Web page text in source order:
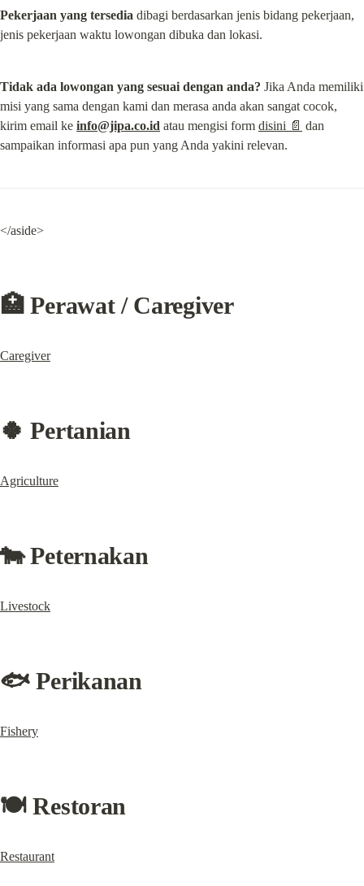
Pekerjaan yang tersedia dibagi berdasarkan jenis bidang pekerjaan,
jenis pekerjaan waktu lowongan dibuka dan lokasi.
Tidak ada lowongan yang sesuai dengan anda? Jika Anda memiliki
misi yang sama dengan kami dan merasa anda akan sangat cocok,
kirim email ke info@jipa.co.id atau mengisi form disini 📄 dan
sampaikan informasi apa pun yang Anda yakini relevan.
</aside>
🏥 Perawat / Caregiver
Caregiver
🍀 Pertanian
Agriculture
🐄 Peternakan
Livestock
🐟 Perikanan
Fishery
🍽 Restoran
Restaurant